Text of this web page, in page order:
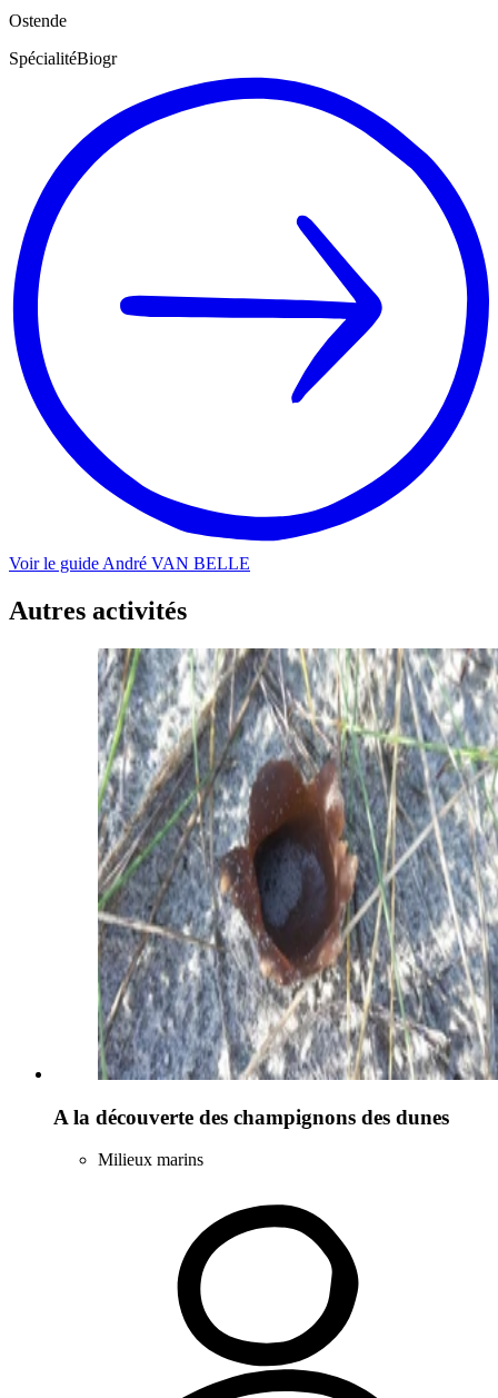
Ostende
SpécialitéBiogr
Voir le guide André VAN BELLE
Autres activités
A la découverte des champignons des dunes
Milieux marins